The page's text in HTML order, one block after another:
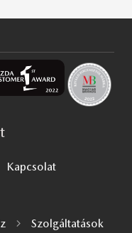
Kapcsolat
Szolgáltatások